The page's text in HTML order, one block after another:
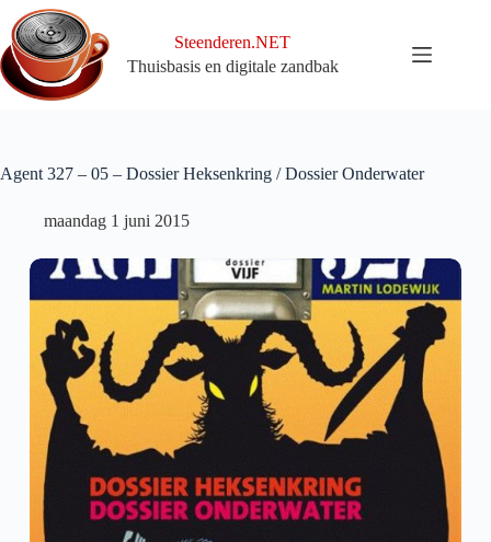
naar
de
inhoud
Steenderen.NET
Thuisbasis en digitale zandbak
Agent 327 – 05 – Dossier Heksenkring / Dossier Onderwater
maandag 1 juni 2015